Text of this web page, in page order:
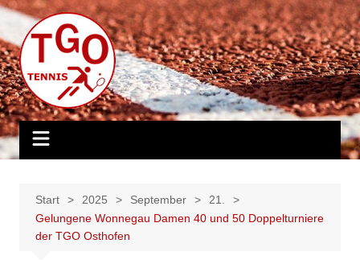
Zum
Inhalt
springen
Start 2025 September
21.
Gelungene Wonnegau Damen 40 und 50 Doppelturniere
der TGO Osthofen